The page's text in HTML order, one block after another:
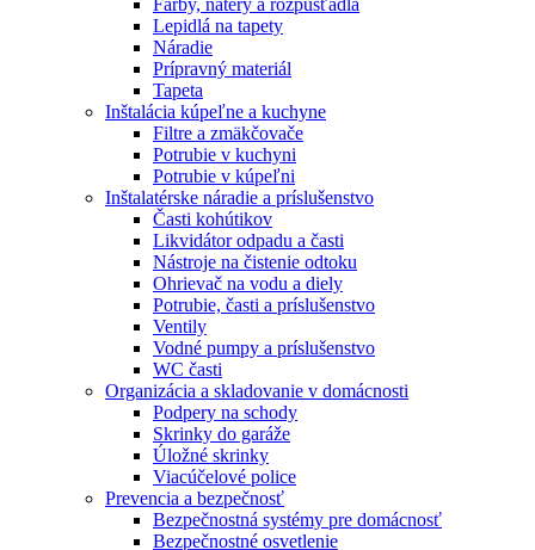
Lepidlá na tapety
Náradie
Prípravný materiál
Tapeta
Inštalácia kúpeľne a kuchyne
Filtre a zmäkčovače
Potrubie v kuchyni
Potrubie v kúpeľni
Inštalatérske náradie a príslušenstvo
Časti kohútikov
Likvidátor odpadu a časti
Nástroje na čistenie odtoku
Ohrievač na vodu a diely
Potrubie, časti a príslušenstvo
Ventily
Vodné pumpy a príslušenstvo
WC časti
Organizácia a skladovanie v domácnosti
Podpery na schody
Skrinky do garáže
Úložné skrinky
Viacúčelové police
Prevencia a bezpečnosť
Bezpečnostná systémy pre domácnosť
Bezpečnostné osvetlenie